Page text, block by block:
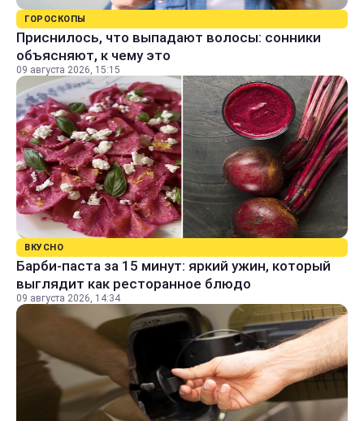
ГОРОСКОПЫ
Приснилось, что выпадают волосы: сонники
объясняют, к чему это
09 августа 2026, 15:15
ВКУСНО
Барби-паста за 15 минут: яркий ужин, который
выглядит как ресторанное блюдо
09 августа 2026, 14:34